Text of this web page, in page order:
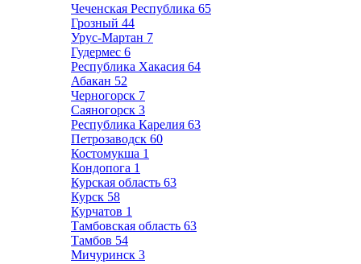
Чеченская Республика 65
Грозный 44
Урус-Мартан 7
Гудермес 6
Республика Хакасия 64
Абакан 52
Черногорск 7
Саяногорск 3
Республика Карелия 63
Петрозаводск 60
Костомукша 1
Кондопога 1
Курская область 63
Курск 58
Курчатов 1
Тамбовская область 63
Тамбов 54
Мичуринск 3